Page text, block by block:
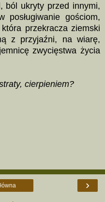
ból ukryty przed innymi,
posługiwanie gościom,
przekracza ziemski
z przyjaźni, na wiarę,
zwycięstwa życia
cierpieniem?
›